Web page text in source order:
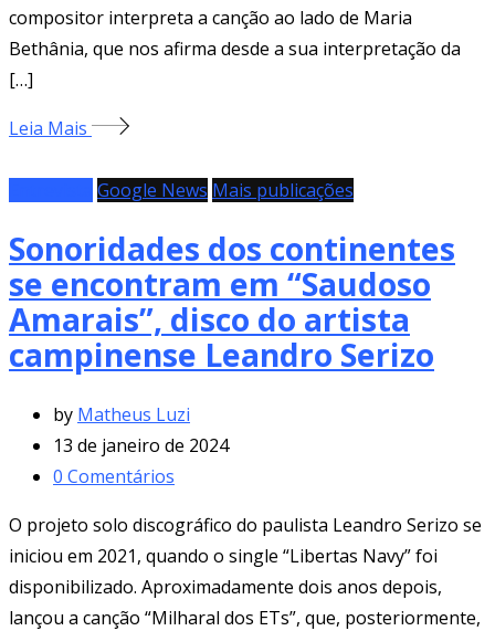
compositor interpreta a canção ao lado de Maria
Bethânia, que nos afirma desde a sua interpretação da
[…]
Leia Mais
Google News Mais publicações
Sonoridades dos continentes
se encontram em “Saudoso
Amarais”, disco do artista
campinense Leandro Serizo
by Matheus Luzi
13 de janeiro de 2024
0 Comentários
O projeto solo discográfico do paulista Leandro Serizo se
iniciou em 2021, quando o single “Libertas Navy” foi
disponibilizado. Aproximadamente dois anos depois,
lançou a canção “Milharal dos ETs”, que, posteriormente,